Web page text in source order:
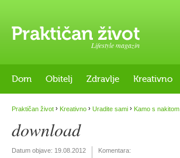
Lifestyle magazin
Dom Obitelj Zdravlje Kreativno
Praktičan život › Kreativno › Uradite sami › Kamo s nakitom
download
Datum objave: 19.08.2012 Komentara: